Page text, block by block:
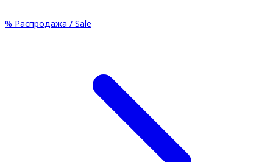
% Распродажа / Sale